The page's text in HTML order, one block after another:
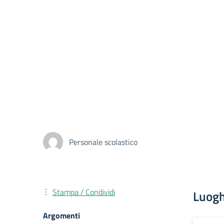
Personale scolastico
Stampa / Condividi
Argomenti